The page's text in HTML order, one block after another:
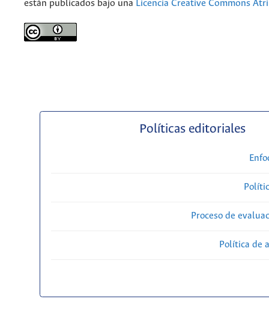
están publicados bajo una Licencia Creative Commons
Políticas editoriales
Proceso de
Política de